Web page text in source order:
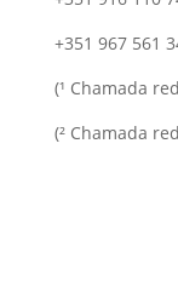
+351 967 561
(¹ Chamada
(² Chamada